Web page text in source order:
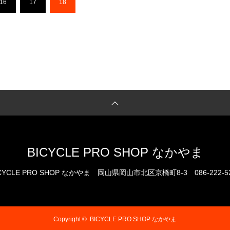
16 17 18
BICYCLE PRO SHOP なかやま
PRO SHOP なかやま 岡山県岡山市北区京橋町8-3 086-222-
Copyright © BICYCLE PRO SHOP なかやま